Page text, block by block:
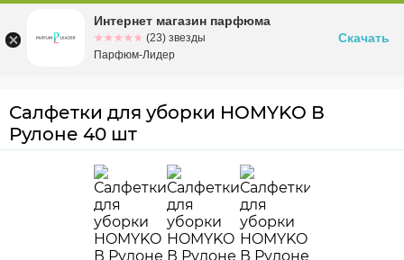
Омскул. Заозерная, 11, к. 1
Салфетки для уборки HOMYKO В
Рулоне 40 шт
Интернет магазин парфюма
☆☆☆☆☆
★★★★★ (23) звезды
Парфюм-Лидер
Скачать